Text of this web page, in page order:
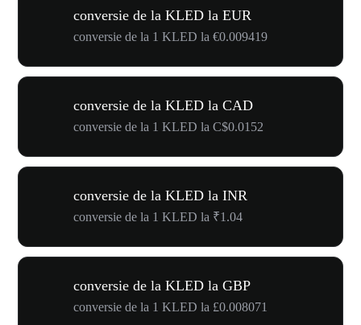
conversie de la KLED la EUR
conversie de la 1 KLED la €0.009419
conversie de la KLED la CAD
conversie de la 1 KLED la C$0.0152
conversie de la KLED la INR
conversie de la 1 KLED la ₹1.04
conversie de la KLED la GBP
conversie de la 1 KLED la £0.008071